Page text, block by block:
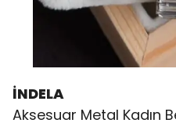
İNDELA
Aksesuar Metal Kadın